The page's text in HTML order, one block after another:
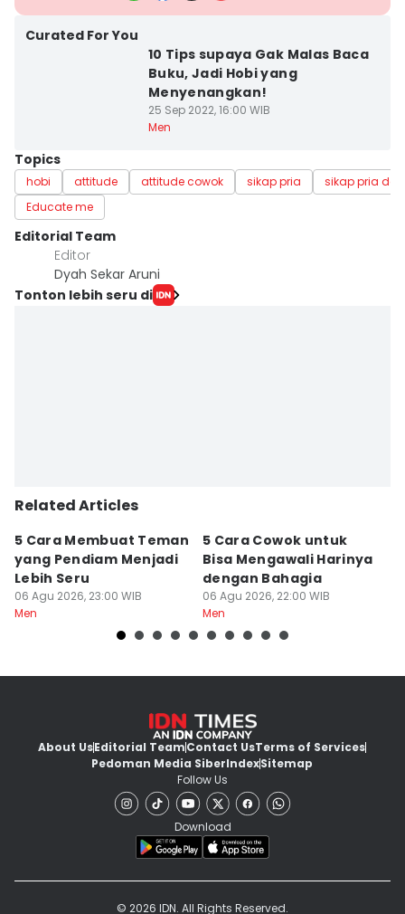
Curated For You
10 Tips supaya Gak Malas Baca
Buku, Jadi Hobi yang
Menyenangkan!
25 Sep 2022, 16:00 WIB
Men
Topics
hobi attitude attitude cowok sikap pria
sikap pria
Educate me
Editorial Team
Editor
Dyah Sekar Aruni
Tonton lebih seru di
Related Articles
5 Cara Membuat Teman
yang Pendiam Menjadi
Lebih Seru
06 Agu 2026, 23:00 WIB
Men
5 Cara Cowok untuk
Bisa Mengawali Harinya
dengan Bahagia
06 Agu 2026, 22:00 WIB
Men
About UsEditorial TeamContact UsTerms of Services
Pedoman Media SiberIndexSitemap
Follow Us
Download
© 2026 IDN. All Rights Reserved.